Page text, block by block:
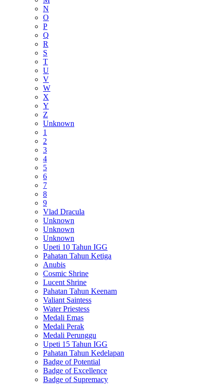
N
O
P
Q
R
S
T
U
V
W
X
Y
Z
Unknown
1
2
3
4
5
6
7
8
9
Vlad Dracula
Unknown
Unknown
Unknown
Upeti 10 Tahun IGG
Pahatan Tahun Ketiga
Anubis
Cosmic Shrine
Lucent Shrine
Pahatan Tahun Keenam
Valiant Saintess
Water Priestess
Medali Emas
Medali Perak
Medali Perunggu
Upeti 15 Tahun IGG
Pahatan Tahun Kedelapan
Badge of Potential
Badge of Excellence
Badge of Supremacy